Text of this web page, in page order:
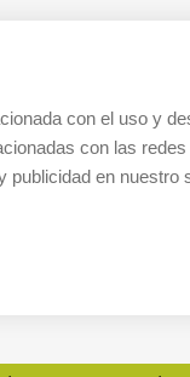
con el uso y
con las
publicidad en nuestro